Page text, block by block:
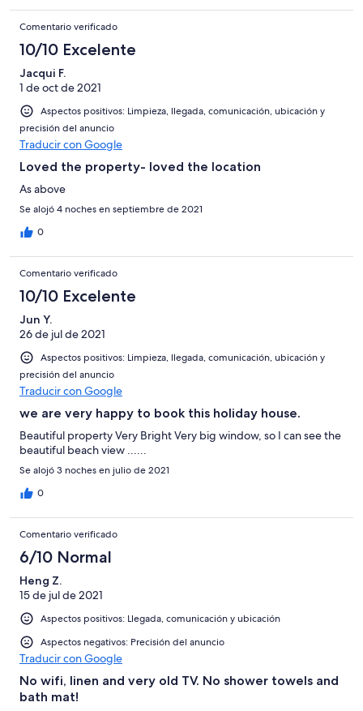
Comentario verificado
10/10 Excelente
Jacqui F.
1 de oct de 2021
Aspectos positivos: Limpieza, llegada, comunicación, ubicación y
precisión del anuncio
Traducir con Google
Loved the property- loved the location
As above
Se alojó 4 noches en septiembre de 2021
0
Comentario verificado
10/10 Excelente
Jun Y.
26 de jul de 2021
Aspectos positivos: Limpieza, llegada, comunicación, ubicación y
precisión del anuncio
Traducir con Google
we are very happy to book this holiday house.
Beautiful property Very Bright Very big window, so I can see the
beautiful beach view ......
Se alojó 3 noches en julio de 2021
0
Comentario verificado
6/10 Normal
Heng Z.
15 de jul de 2021
Aspectos positivos: Llegada, comunicación y ubicación
Aspectos negativos: Precisión del anuncio
Traducir con Google
No wifi, linen and very old TV. No shower towels and
bath mat!